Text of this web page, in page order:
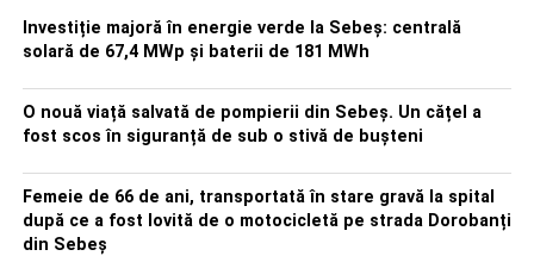
Investiție majoră în energie verde la Sebeș: centrală
solară de 67,4 MWp și baterii de 181 MWh
O nouă viață salvată de pompierii din Sebeș. Un cățel a
fost scos în siguranță de sub o stivă de bușteni
Femeie de 66 de ani, transportată în stare gravă la spital
după ce a fost lovită de o motocicletă pe strada Dorobanți
din Sebeș